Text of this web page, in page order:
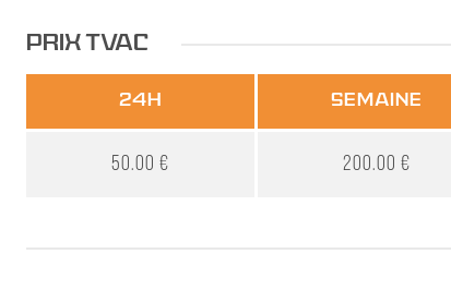
PRIX TVAC
24h
50.00 €
SEMAINE
200.00 €